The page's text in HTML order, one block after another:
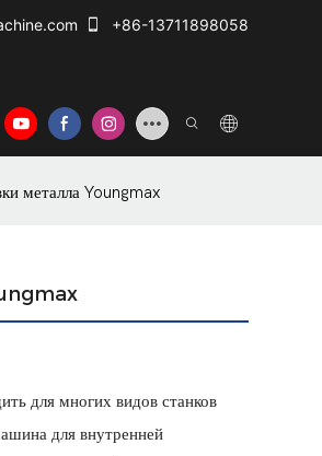
+86-13711898058
центр Свяжитесь с
металла Youngmax
для многих видов станков
для внутренней